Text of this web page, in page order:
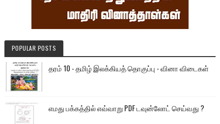
POPULAR POSTS
தரம் 10 - தமிழ் இலக்கியத் தொகுப்பு - வினா விடைகள்
எமது பக்கத்தில் எவ்வாறு PDF டவுன்லோட் செய்வது ?